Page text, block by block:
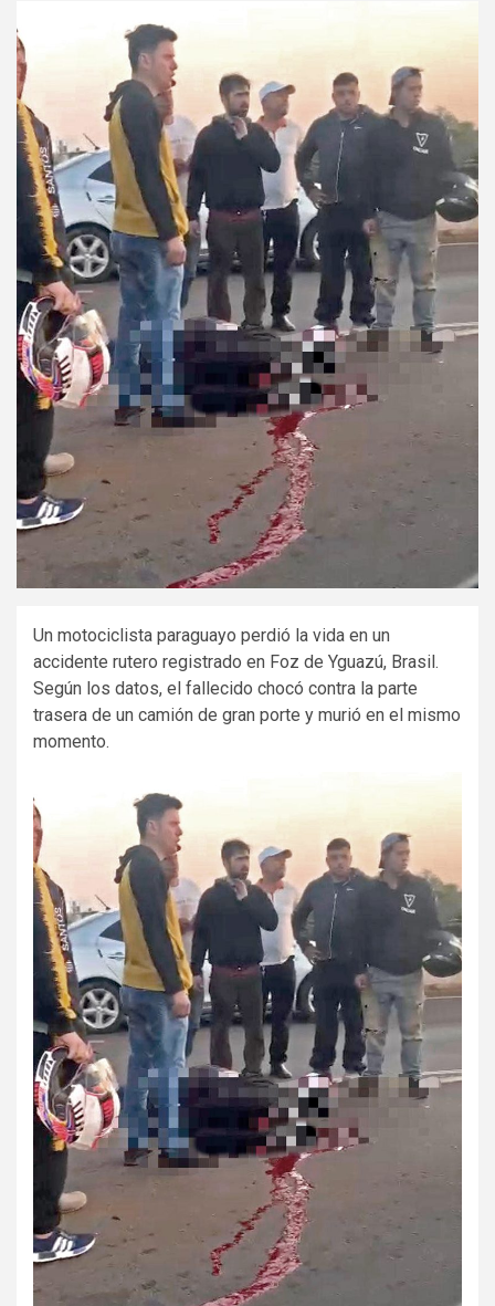
Un motociclista paraguayo perdió la vida en un
accidente rutero registrado en Foz de Yguazú, Brasil.
Según los datos, el fallecido chocó contra la parte
trasera de un camión de gran porte y murió en el mismo
momento.